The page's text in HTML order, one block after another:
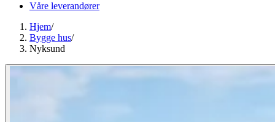
Våre leverandører
Hjem/
Bygge hus/
Nyksund